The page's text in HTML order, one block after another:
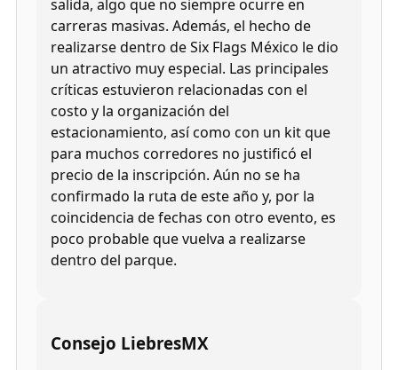
salida, algo que no siempre ocurre en
carreras masivas. Además, el hecho de
realizarse dentro de Six Flags México le dio
un atractivo muy especial. Las principales
críticas estuvieron relacionadas con el
costo y la organización del
estacionamiento, así como con un kit que
para muchos corredores no justificó el
precio de la inscripción. Aún no se ha
confirmado la ruta de este año y, por la
coincidencia de fechas con otro evento, es
poco probable que vuelva a realizarse
dentro del parque.
Consejo LiebresMX